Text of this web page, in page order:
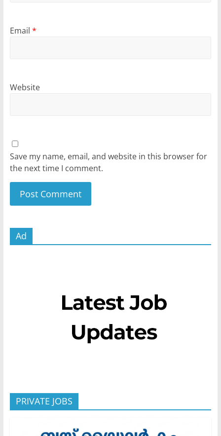
Email *
Website
Save my name, email, and website in this browser for
the next time I comment.
Ad
PRIVATE JOBS